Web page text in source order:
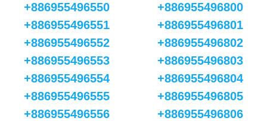
+886955496550
+886955496551
+886955496552
+886955496553
+886955496554
+886955496555
+886955496556
+886955496800
+886955496801
+886955496802
+886955496803
+886955496804
+886955496805
+886955496806